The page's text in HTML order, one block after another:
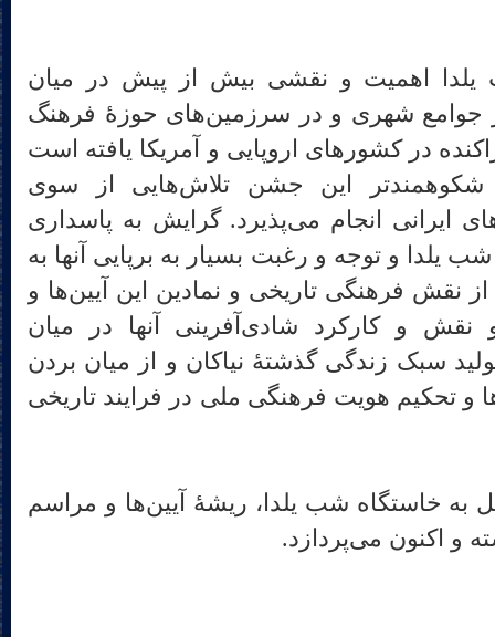
اهمیت و نقشی بیش از پیش در میان
در جوامع شهری و در سرزمین‌های حوزۀ فرهنگ
در کشورهای اروپایی و آمریکا یافته است
این جشن تلاش‌هایی از سوی
ایرانی انجام می‌پذیرد. گرایش به پاسداری
و توجه و رغبت بسیار به برپایی آنها به
نقش فرهنگی تاریخی و نمادین این آیین‌ها و
و کارکرد شادی‌آفرینی آنها در میان
سبک زندگی گذشتۀ نیاکان و از میان بردن
تحکیم هویت فرهنگی ملی در فرایند تاریخی
خاستگاه شب یلدا، ریشۀ آیین‌ها و مراسم
و اکنون می‌پردازد.